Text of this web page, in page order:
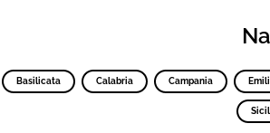
Basilicata Calabria Campania